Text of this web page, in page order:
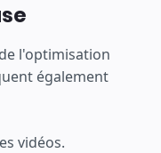
l'optimisation
également
vidéos.